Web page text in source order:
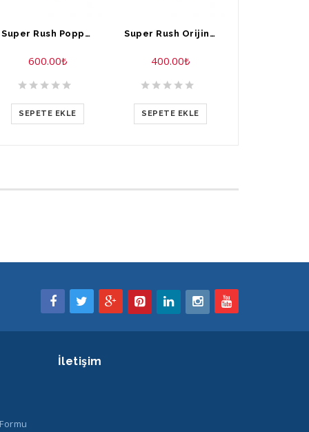
Super Rush Poppers 30 ml
600.00₺
SEPETE EKLE
Super Rush Orijinal Poppers 10 ML
400.00₺
SEPETE EKLE
İletişim